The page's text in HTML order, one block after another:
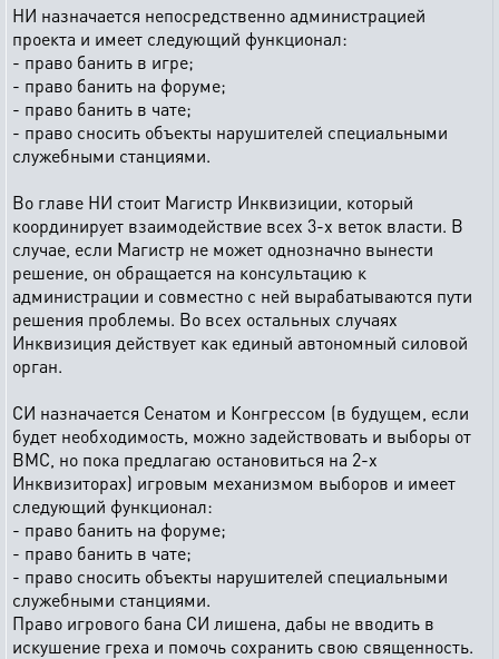
НИ назначается непосредственно администрацией
проекта и имеет следующий функционал:
- право банить в игре;
- право банить на форуме;
- право банить в чате;
- право сносить объекты нарушителей специальными
служебными станциями.
Во главе НИ стоит Магистр Инквизиции, который
координирует взаимодействие всех 3-х веток власти. В
случае, если Магистр не может однозначно вынести
решение, он обращается на консультацию к
администрации и совместно с ней вырабатываются пути
решения проблемы. Во всех остальных случаях
Инквизиция действует как единый автономный силовой
орган.
СИ назначается Сенатом и Конгрессом (в будущем, если
будет необходимость, можно задействовать и выборы от
ВМС, но пока предлагаю остановиться на 2-х
Инквизиторах) игровым механизмом выборов и имеет
следующий функционал:
- право банить на форуме;
- право банить в чате;
- право сносить объекты нарушителей специальными
служебными станциями.
Право игрового бана СИ лишена, дабы не вводить в
искушение греха и помочь сохранить свою священность.